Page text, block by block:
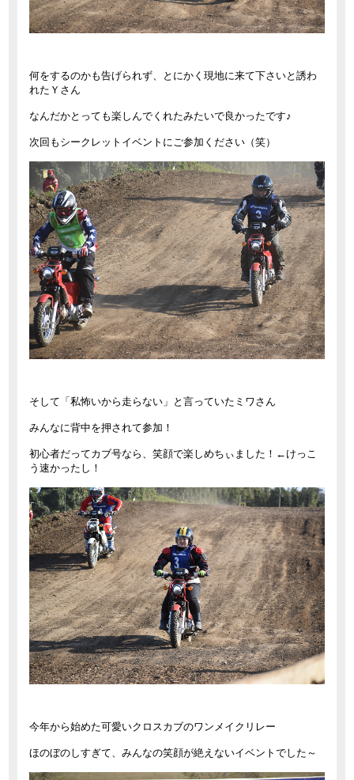
何をするのかも告げられず、とにかく現地に来て下さいと誘わ
れたＹさん
なんだかとっても楽しんでくれたみたいで良かったです♪
次回もシークレットイベントにご参加ください（笑）
そして「私怖いから走らない」と言っていたミワさん
みんなに背中を押されて参加！
初心者だってカブ号なら、笑顔で楽しめちぃました！←けっこ
う速かったし！
今年から始めた可愛いクロスカブのワンメイクリレー
ほのぼのしすぎて、みんなの笑顔が絶えないイベントでした～